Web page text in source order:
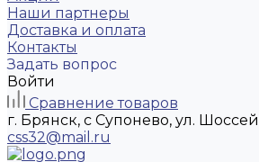
Наши партнеры
Доставка и оплата
Контакты
Задать вопрос
Войти
Сравнение товаров
г. Брянск, с Супонево, ул.
css32@mail.ru